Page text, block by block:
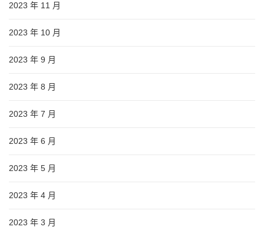
2023 年 11 月
2023 年 10 月
2023 年 9 月
2023 年 8 月
2023 年 7 月
2023 年 6 月
2023 年 5 月
2023 年 4 月
2023 年 3 月